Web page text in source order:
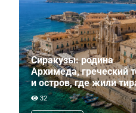
Сиракузы: родина
Архимеда, греческий
и остров, где жили
32